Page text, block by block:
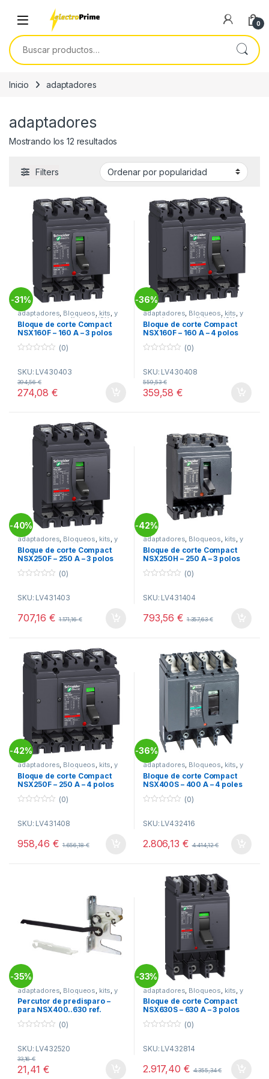
Skip to navigation
Skip to content
0
Buscar por:
Inicio adaptadores
adaptadores
Mostrando los 12 resultados
Filters
-31%
adaptadores, Bloqueos, kits,y
complementos físicos NSX
Bloque de corte Compact
NSX160F – 160 A – 3 polos
ref. LV430403 Schneider
Electric
u
t
o
f
(0)
SKU: LV430403
274,08€
394,56€
-36%
adaptadores, Bloqueos, kits,y
complementos físicos NSX
Bloque de corte Compact
NSX160F – 160 A – 4 polos
ref. LV430408 Schneider
Electric
u
t
o
f
(0)
SKU: LV430408
359,58€
559,53€
-40%
adaptadores, Bloqueos, kits,y
complementos físicos NSX
Bloque de corte Compact
NSX250F – 250 A – 3 polos
Electric
u
f
(0)
SKU: LV431403
707,16€ 1.171,16€
-42%
adaptadores, Bloqueos, kits,y
complementos físicos NSX
Bloque de corte Compact
NSX250H – 250 A – 3 polos
Electric
u
f
(0)
SKU: LV431404
793,56€ 1.357,63€
-42%
adaptadores, Bloqueos, kits,y
complementos físicos NSX
Bloque de corte Compact
NSX250F – 250 A – 4 polos
Electric
u
f
(0)
SKU: LV431408
958,46€ 1.656,18€
-36%
adaptadores, Bloqueos, kits,y
complementos físicos NSX
Bloque de corte Compact
NSX400S – 400 A – 4 poles
Electric
u
f
(0)
SKU: LV432416
2.806,13 € 4.414,12€
-35%
adaptadores Bloqueos kits ,y
complementos físicos NSX
Percutor de predisparo –
para NSX400..630 ref.
LV432520 Schneider Electric
u
t
f
(0)
SKU: LV432520
21,41€
33,16€
-33%
adaptadores Bloqueos kits ,y
complementos físicos NSX
Bloque de corte Compact
NSX630S – 630 A – 3 polos
ref. LV432814 Schneider
Electric
u
f
(0)
SKU: LV432814
2.917,40 € 4.355,34€